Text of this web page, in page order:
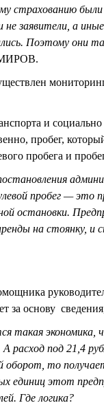
страхованию
заявители, а
Поэтому они
и
пробег,
пробега и
пробег — это
остановки.
на стоянку, и
за основу
такая экономика,
расход под 21,4
оборот, то
единиц этот
Где логика?